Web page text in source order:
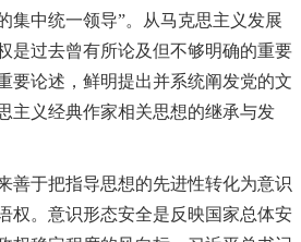
集中统一领导”。从马克思主义发展
是过去曾有所论及但不够明确的重要
要论述，鲜明提出并系统阐发党的文
主义经典作家相关思想的继承与发
于把指导思想的先进性转化为意识
权。意识形态安全是反映国家总体安